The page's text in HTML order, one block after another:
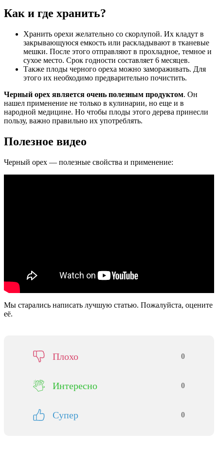
Как и где хранить?
Хранить орехи желательно со скорлупой. Их кладут в
закрывающуюся емкость или раскладывают в тканевые
мешки. После этого отправляют в прохладное, темное и
сухое место. Срок годности составляет 6 месяцев.
Также плоды черного ореха можно замораживать. Для
этого их необходимо предварительно почистить.
Черный орех является очень полезным продуктом. Он
нашел применение не только в кулинарии, но еще и в
народной медицине. Но чтобы плоды этого дерева принесли
пользу, важно правильно их употреблять.
Полезное видео
Черный орех — полезные свойства и применение:
Мы старались написать лучшую статью. Пожалуйста, оцените
её.
Плохо 0
Интересно 0
Супер 0